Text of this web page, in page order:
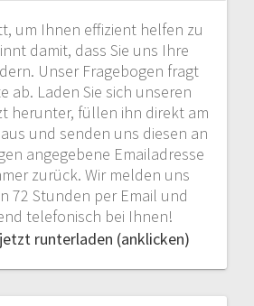
um Ihnen effizient helfen zu
damit, dass Sie uns Ihre
Unser Fragebogen fragt
ab. Laden Sie sich unseren
herunter, füllen ihn direkt am
und senden uns diesen an
angegebene Emailadresse
zurück. Wir melden uns
72 Stunden per Email und
telefonisch bei Ihnen!
runterladen (anklicken)